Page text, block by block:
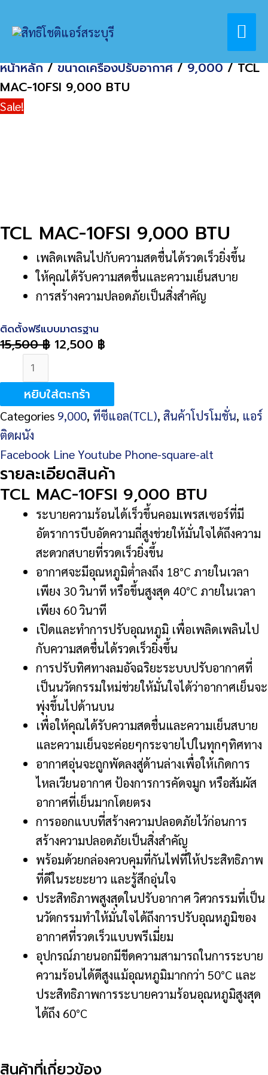
Home
สินค้า
TCL MAC-10FSI 9,000 BTU
หน้าหลัก/ขนาดเครื่องปรับอากาศ/9,000/ TCL
MAC-10FSI 9,000 BTU
Sale!
TCL MAC-10FSI 9,000 BTU
เพลิดเพลินไปกับความสดชื่นได้รวดเร็วยิ่งขึ้น
ให้คุณได้รับความสดชื่นและความเย็นสบาย
การสร้างความปลอดภัยเป็นสิ่งสำคัญ
ติดตั้งฟรีแบบมาตรฐาน
15,500฿ 12,500 ฿
จำนวน
TCL
MAC-
10FSI
9,000
BTU
ชิ้น
หยิบใส่ตะกร้า
Categories 9,000, ทีซีแอล(TCL), สินค้าโปรโมชั่น, แอร์
ติดผนัง
Facebook LineYoutube Phone-square-alt
รายละเอียดสินค้า
TCL MAC-10FSI 9,000 BTU
ระบายความร้อนได้เร็วขึ้นคอมเพรสเซอร์ที่มี
อัตราการบีบอัดความถี่สูงช่วยให้มั่นใจได้ถึงความ
สะดวกสบายที่รวดเร็วยิ่งขึ้น
อากาศจะมีอุณหภูมิต่ำลงถึง 18°C ภายในเวลา
เพียง 30 วินาที หรือขึ้นสูงสุด 40°C ภายในเวลา
เพียง 60 วินาที
เปิดและทำการปรับอุณหภูมิ เพื่อเพลิดเพลินไป
กับความสดชื่นได้รวดเร็วยิ่งขึ้น
การปรับทิศทางลมอัจฉริยะระบบปรับอากาศที่
เป็นนวัตกรรมใหม่ช่วยให้มั่นใจได้ว่าอากาศเย็นจะ
พุ่งขึ้นไปด้านบน
เพื่อให้คุณได้รับความสดชื่นและความเย็นสบาย
และความเย็นจะค่อยๆกระจายไปในทุกๆทิศทาง
อากาศอุ่นจะถูกพัดลงสู่ด้านล่างเพื่อให้เกิดการ
ไหลเวียนอากาศ ป้องการการคัดจมูก หรือสัมผัส
อากาศที่เย็นมากโดยตรง
การออกแบบที่สร้างความปลอดภัยไว้ก่อนการ
สร้างความปลอดภัยเป็นสิ่งสำคัญ
พร้อมด้วยกล่องควบคุมที่กันไฟที่ให้ประสิทธิภาพ
ที่ดีในระยะยาว และรู้สึกอุ่นใจ
ประสิทธิภาพสูงสุดในปรับอากาศ วิศวกรรมที่เป็น
นวัตกรรมทำให้มั่นใจได้ถึงการปรับอุณหภูมิของ
อากาศที่รวดเร็วแบบพรีเมี่ยม
อุปกรณ์ภายนอกมีขีดความสามารถในการระบาย
ความร้อนได้ดีสูงแม้อุณหภูมิมากกว่า 50°C และ
ประสิทธิภาพการระบายความร้อนอุณหภูมิสูงสุด
ได้ถึง 60°C
สินค้าที่เกี่ยวข้อง